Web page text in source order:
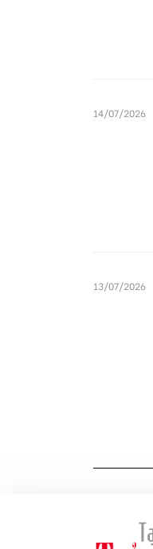
14/07/2026
13/07/2026